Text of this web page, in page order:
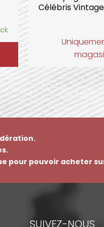
Célébris
pour pouvoir acheter
SUIVEZ-NOUS